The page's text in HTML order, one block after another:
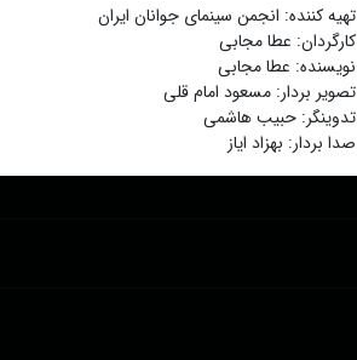
تهیه کننده: انجمن سینمای جوانان ایران
کارگردان: عطا مجابی
نویسنده: عطا مجابی
تصویر بردار: مسعود امام قلی
تدوینگر: حبیب هاشمی
صدا بردار: بهزاد ایاز